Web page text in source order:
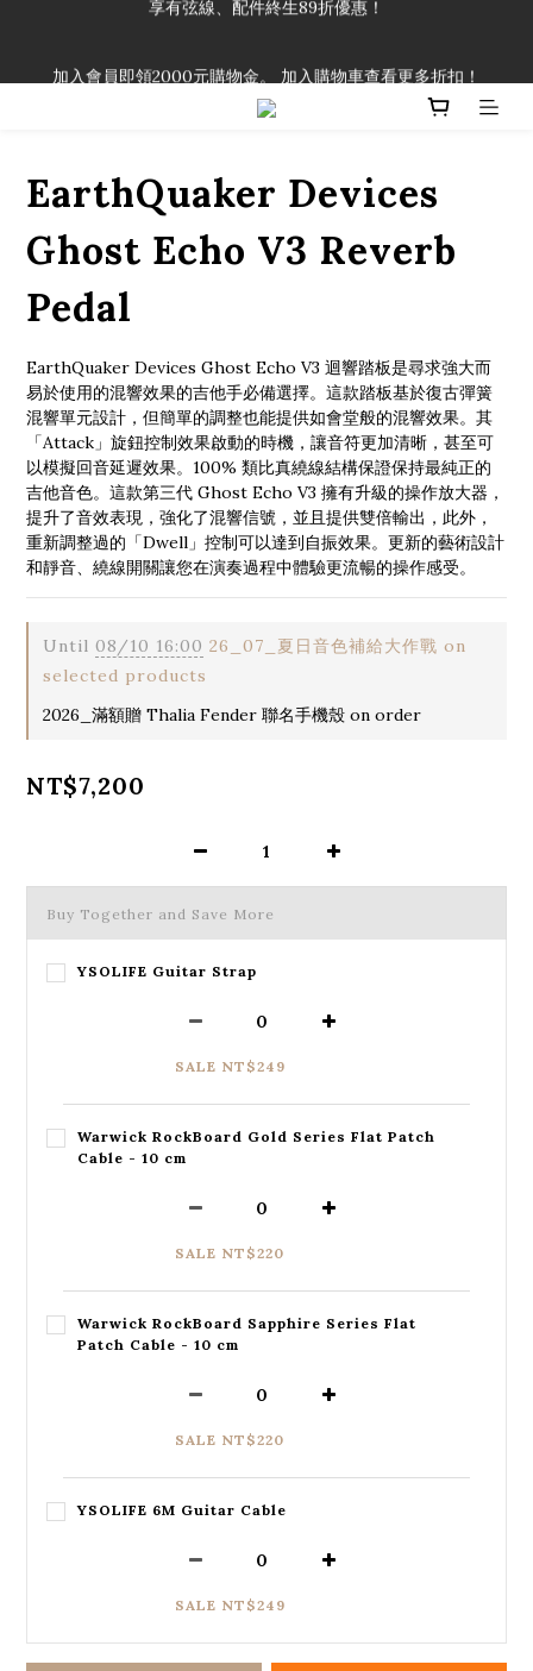
「一生弦命！」單筆購買弦線、配件滿$999（不含運費），即可
EarthQuaker Devices
Ghost Echo V3 Reverb
Pedal
EarthQuaker Devices Ghost Echo V3 迴響踏板是尋求強大而
易於使用的混響效果的吉他手必備選擇。這款踏板基於復古彈簧
混響單元設計，但簡單的調整也能提供如會堂般的混響效果。其
「Attack」旋鈕控制效果啟動的時機，讓音符更加清晰，甚至可
以模擬回音延遲效果。100% 類比真繞線結構保證保持最純正的
吉他音色。這款第三代 Ghost Echo V3 擁有升級的操作放大器，
提升了音效表現，強化了混響信號，並且提供雙倍輸出，此外，
重新調整過的「Dwell」控制可以達到自振效果。更新的藝術設計
和靜音、繞線開關讓您在演奏過程中體驗更流暢的操作感受。
Until 08/10 16:00 26_07_夏日音色補給大作戰 on
selected products
2026_滿額贈 Thalia Fender 聯名手機殼 on order
NT$7,200
Buy Together and Save More
YSOLIFE Guitar Strap
SALE NT$249
Warwick RockBoard Gold Series Flat Patch
Cable - 10 cm
SALE NT$220
Warwick RockBoard Sapphire Series Flat
Patch Cable - 10 cm
SALE NT$220
YSOLIFE 6M Guitar Cable
SALE NT$249